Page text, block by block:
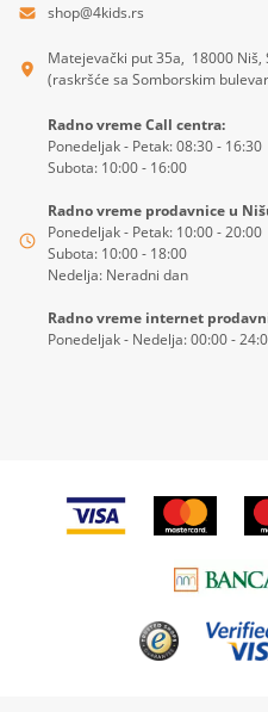
shop@4kids.rs
Matejevački put 35a, 18000 Niš,
(raskršće sa Somborskim
Radno vreme Call centra:
Ponedeljak - Petak: 08:30 - 16:30
Subota: 10:00 - 16:00
Radno vreme prodavnice u
Ponedeljak - Petak: 10:00 - 20:00
Subota: 10:00 - 18:00
Nedelja: Neradni dan
Radno vreme internet
Ponedeljak - Nedelja: 00:00 -